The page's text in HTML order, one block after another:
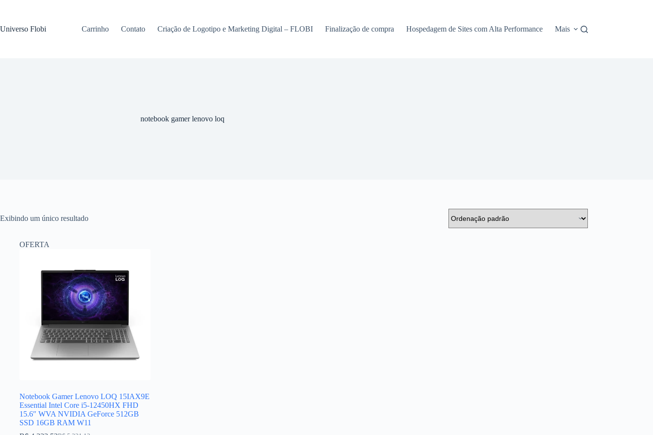
conteúdo
Universo Flobi Carrinho Contato Criação de Logotipo e Marketing Digital – FLOBI Finalização de compra Hospedagem de Sites com Alta Performance Mais
notebook gamer lenovo loq
Exibindo um único resultado
OFERTA
Notebook Gamer Lenovo LOQ 15IAX9E
Essential Intel Core i5-12450HX FHD
15.6″ WVA NVIDIA GeForce 512GB
SSD 16GB RAM W11